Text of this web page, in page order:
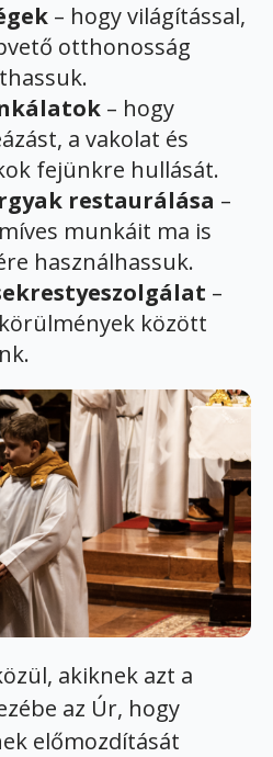
– hogy világítással,
otthonosság
– hogy
a vakolat és
fejünkre hullását.
restaurálása –
munkáit ma is
használhassuk.
–
között
akiknek azt a
az Úr, hogy
előmozdítását